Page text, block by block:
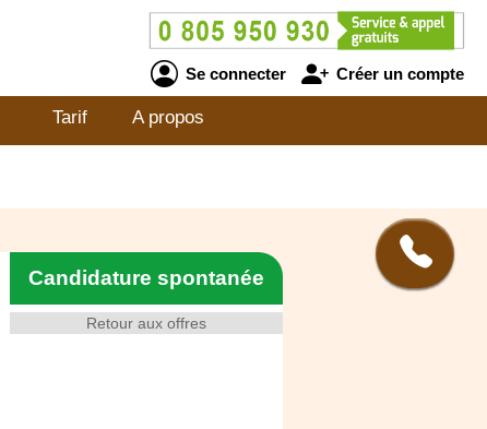
Se connecter Créer un compte
Tarif A propos
Retour aux offres
Candidature spontanée